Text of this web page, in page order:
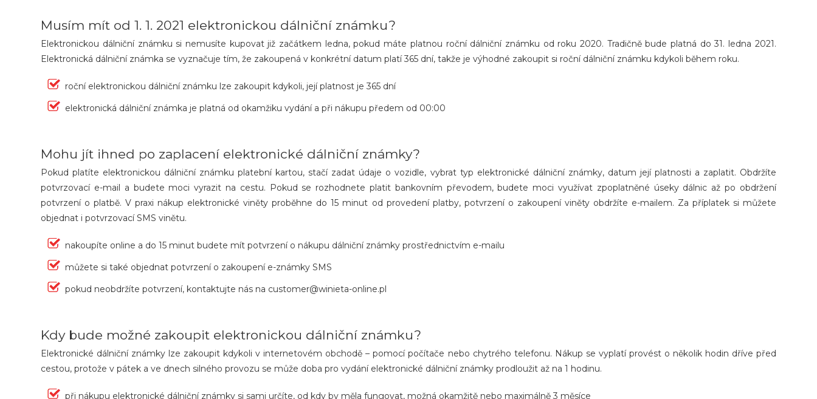
Musím mít od 1. 1. 2021 elektronickou dálniční známku?
Elektronickou dálniční známku si nemusíte kupovat již začátkem ledna, pokud máte platnou roční dálniční známku od roku 2020. Tradičně bude platná do 31. ledna 2021.
Elektronická dálniční známka se vyznačuje tím, že zakoupená v konkrétní datum platí 365 dní, takže je výhodné zakoupit si roční dálniční známku kdykoli během roku.
roční elektronickou dálniční známku lze zakoupit kdykoli, její platnost je 365 dní
elektronická dálniční známka je platná od okamžiku vydání a při nákupu předem od 00:00
Mohu jít ihned po zaplacení elektronické dálniční známky?
Pokud platíte elektronickou dálniční známku platební kartou, stačí zadat údaje o vozidle, vybrat typ elektronické dálniční známky, datum její platnosti a zaplatit. Obdržíte
potvrzovací e-mail a budete moci vyrazit na cestu. Pokud se rozhodnete platit bankovním převodem, budete moci využívat zpoplatněné úseky dálnic až po obdržení
potvrzení o platbě. V praxi nákup elektronické viněty proběhne do 15 minut od provedení platby, potvrzení o zakoupení viněty obdržíte e-mailem. Za příplatek si můžete
objednat i potvrzovací SMS vinětu.
nakoupíte online a do 15 minut budete mít potvrzení o nákupu dálniční známky prostřednictvím e-mailu
můžete si také objednat potvrzení o zakoupení e-známky SMS
pokud neobdržíte potvrzení, kontaktujte nás na customer@winieta-online.pl
Kdy bude možné zakoupit elektronickou dálniční známku?
Elektronické dálniční známky lze zakoupit kdykoli v internetovém obchodě – pomocí počítače nebo chytrého telefonu. Nákup se vyplatí provést o několik hodin dříve před
cestou, protože v pátek a ve dnech silného provozu se může doba pro vydání elektronické dálniční známky prodloužit až na 1 hodinu.
při nákupu elektronické dálniční známky si sami určíte, od kdy by měla fungovat, možná okamžitě nebo maximálně 3 měsíce